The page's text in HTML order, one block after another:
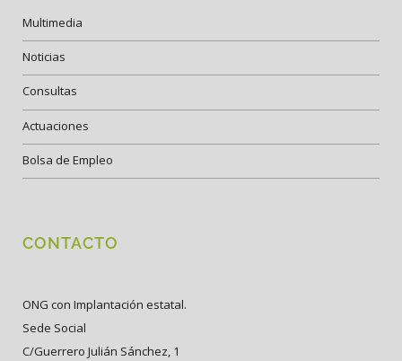
Multimedia
Noticias
Consultas
Actuaciones
Bolsa de Empleo
CONTACTO
ONG con Implantación estatal.
Sede Social
C/Guerrero Julián Sánchez, 1